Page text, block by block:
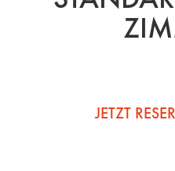
JETZT